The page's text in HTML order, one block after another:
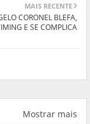
MAIS RECENTE
CORONEL BLEFA,
E SE COMPLICA
Mostrar mais